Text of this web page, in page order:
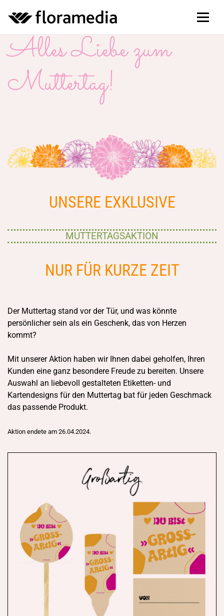
Alles Liebe zum
Muttertag!
UNSERE EXKLUSIVE
MUTTERTAGSAKTION
NUR FÜR KURZE ZEIT
Der Muttertag stand vor der Tür, und was könnte
persönlicher sein als ein Geschenk, das von Herzen
kommt?
Mit unserer Aktion haben wir Ihnen dabei geholfen, Ihren
Kunden eine ganz besondere Freude zu bereiten. Unsere
Auswahl an liebevoll gestalteten Etiketten- und
Kartendesigns für den Muttertag bat für jeden Geschmack
das passende Produkt.
Aktion endete am 26.04.2024.